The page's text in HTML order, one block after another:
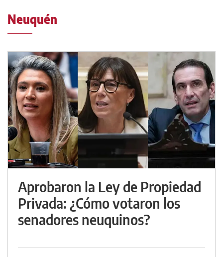
Neuquén
Aprobaron la Ley de Propiedad
Privada: ¿Cómo votaron los
senadores neuquinos?